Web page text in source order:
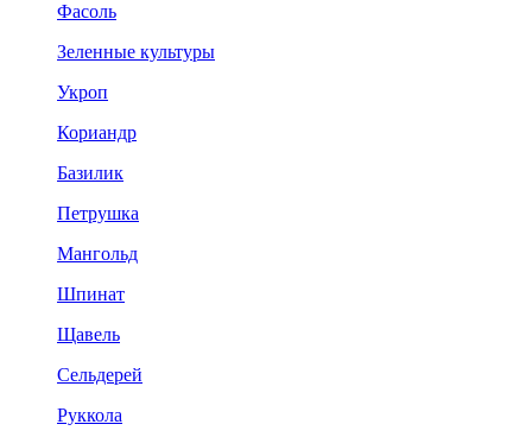
Фасоль
Зеленные культуры
Укроп
Кориандр
Базилик
Петрушка
Мангольд
Шпинат
Щавель
Сельдерей
Руккола